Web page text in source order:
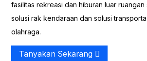
fasilitas rekreasi dan hiburan luar
solusi rak kendaraan dan solusi
olahraga.
Tanyakan Sekarang